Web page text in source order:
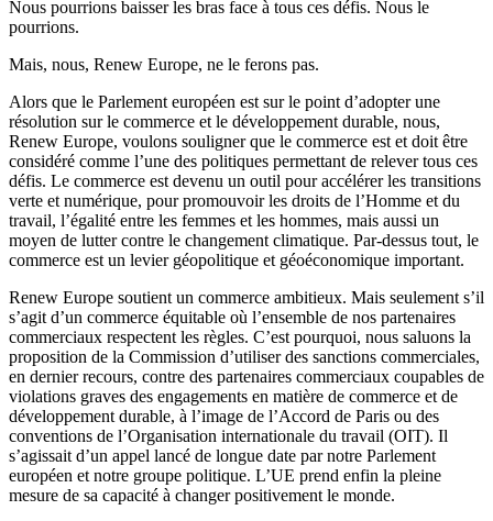
Nous pourrions baisser les bras face à tous ces défis. Nous le
pourrions.
Mais, nous, Renew Europe, ne le ferons pas.
Alors que le Parlement européen est sur le point d’adopter une
résolution sur le commerce et le développement durable, nous,
Renew Europe, voulons souligner que le commerce est et doit être
considéré comme l’une des politiques permettant de relever tous ces
défis. Le commerce est devenu un outil pour accélérer les transitions
verte et numérique, pour promouvoir les droits de l’Homme et du
travail, l’égalité entre les femmes et les hommes, mais aussi un
moyen de lutter contre le changement climatique. Par-dessus tout, le
commerce est un levier géopolitique et géoéconomique important.
Renew Europe soutient un commerce ambitieux. Mais seulement s’il
s’agit d’un commerce équitable où l’ensemble de nos partenaires
commerciaux respectent les règles. C’est pourquoi, nous saluons la
proposition de la Commission d’utiliser des sanctions commerciales,
en dernier recours, contre des partenaires commerciaux coupables de
violations graves des engagements en matière de commerce et de
développement durable, à l’image de l’Accord de Paris ou des
conventions de l’Organisation internationale du travail (OIT). Il
s’agissait d’un appel lancé de longue date par notre Parlement
européen et notre groupe politique. L’UE prend enfin la pleine
mesure de sa capacité à changer positivement le monde.